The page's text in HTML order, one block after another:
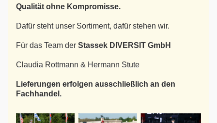
Qualität ohne Kompromisse.
Dafür steht unser Sortiment, dafür stehen wir.
Für das Team der Stassek DIVERSIT GmbH
Claudia Rottmann & Hermann Stute
Lieferungen erfolgen ausschließlich an den
Fachhandel.